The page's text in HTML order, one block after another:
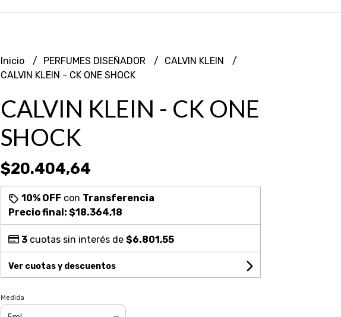
Inicio PERFUMES DISEÑADOR
CALVIN KLEIN
CALVIN KLEIN - CK ONE SHOCK
CALVIN KLEIN - CK ONE
SHOCK
$20.404,64
10% OFF con Transferencia
Precio final: $18.364,18
3cuotas sin interés de $6.801,55
Ver cuotas y descuentos
Medida